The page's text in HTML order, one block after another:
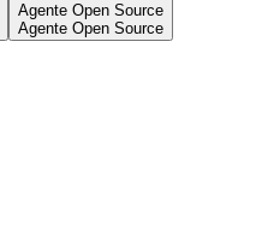
Agente Open Source
Agente Open Source